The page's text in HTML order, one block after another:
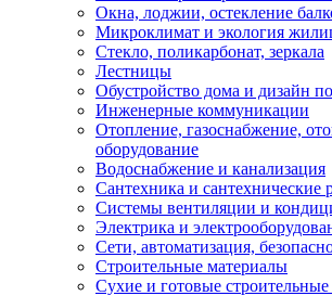
Окна, лоджии, остекление
Микроклимат и экология
Стекло, поликарбонат, зеркала
Лестницы
Обустройство дома и дизайн
Инженерные коммуникации
Отопление, газоснабжение,
оборудование
Водоснабжение и канализация
Сантехника и сантехнические
Системы вентиляции и
Электрика и
Сети, автоматизация,
Строительные материалы
Сухие и готовые строительные